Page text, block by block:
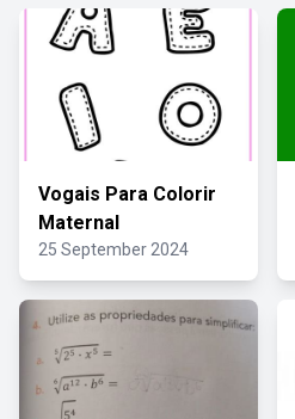
Vogais Para Colorir
Maternal
25 September 2024